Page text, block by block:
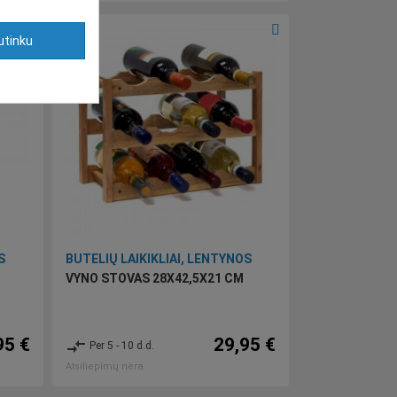
€
BUTELIŲ LAIKIKLIAI, LENTYNOS
VYNO STOVAS 28X42,5X21 CM
compare_arrows Per 5 - 10 d.d.
Atsiliepimų nėra
29,95 €